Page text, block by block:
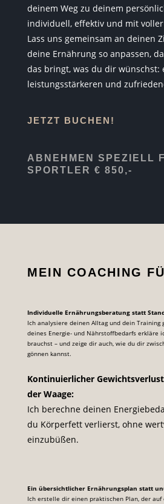
deinem Weg zu deinem
individuell, effektiv und mit
Lass uns gemeinsam an deinen
deine Ernährung so anpassen,
das bringt, was du dir wünschst:
leistungsstärkeren und
JETZT BUCHEN!
ABNEHMEN SPEZIELL
SPORTLER € 850,-
MEIN COACHING
Individuelle Ernährungsberatung statt
Ich analysiere deinen Alltag und dein Training
deines Energie- und Nährstoffbedarfs erkläre
brauchst – und zeige dir auch, wie du dir
gönnen kannst.
Kontinuierlicher
der Waage:
Ich berechne deinen
du Körperfett verlierst, ohne
einzubüßen.
Ein übersichtlicher Ernährungsplan statt
Ich erstelle dir einen praktischen Plan, der auf